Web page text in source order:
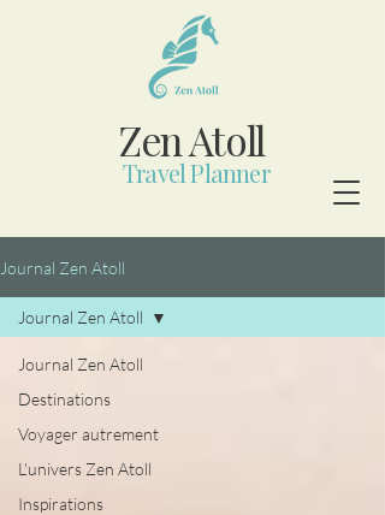
Zen Atoll
Travel Planner
Journal Zen Atoll
Journal Zen Atoll
Destinations
Voyager autrement
L'univers Zen Atoll
Inspirations
Journal Zen Atoll